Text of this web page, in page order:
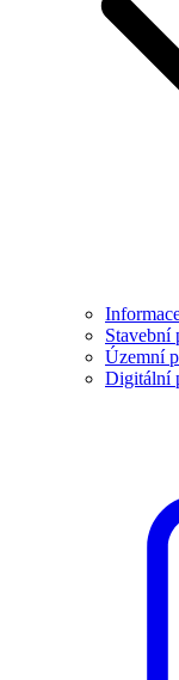
Stavební
Územní
Digitální